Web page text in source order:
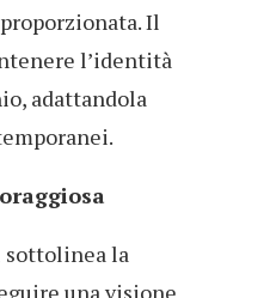
Il
l’identità
adattandola
sottolinea la